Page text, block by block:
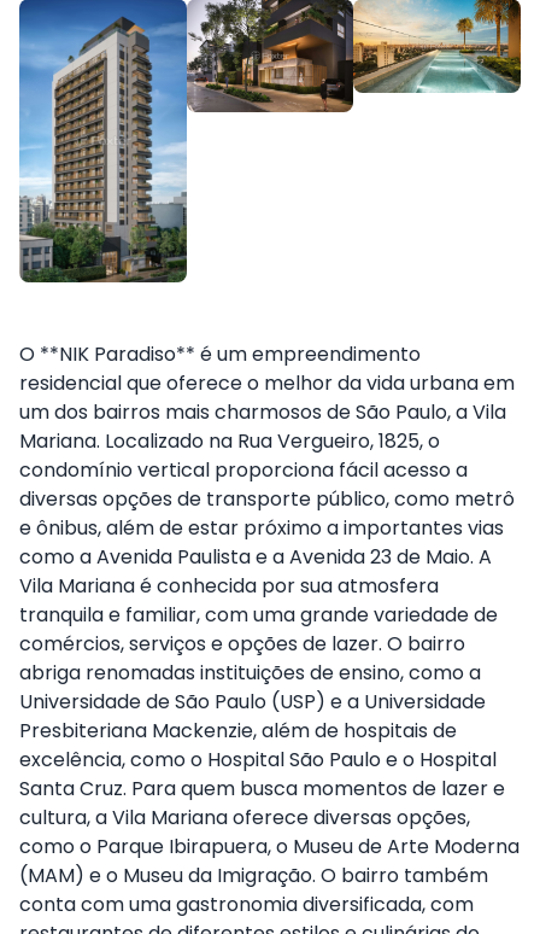
O **NIK Paradiso** é um empreendimento
residencial que oferece o melhor da vida urbana em
um dos bairros mais charmosos de São Paulo, a Vila
Mariana. Localizado na Rua Vergueiro, 1825, o
condomínio vertical proporciona fácil acesso a
diversas opções de transporte público, como metrô
e ônibus, além de estar próximo a importantes vias
como a Avenida Paulista e a Avenida 23 de Maio. A
Vila Mariana é conhecida por sua atmosfera
tranquila e familiar, com uma grande variedade de
comércios, serviços e opções de lazer. O bairro
abriga renomadas instituições de ensino, como a
Universidade de São Paulo (USP) e a Universidade
Presbiteriana Mackenzie, além de hospitais de
excelência, como o Hospital São Paulo e o Hospital
Santa Cruz. Para quem busca momentos de lazer e
cultura, a Vila Mariana oferece diversas opções,
como o Parque Ibirapuera, o Museu de Arte Moderna
(MAM) e o Museu da Imigração. O bairro também
conta com uma gastronomia diversificada, com